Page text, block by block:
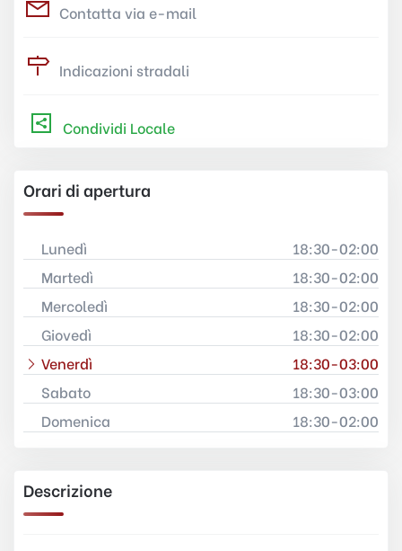
Contatta via e-mail
Indicazioni stradali
Condividi Locale
Orari di apertura
Lunedì
18:30-02:00
Martedì
18:30-02:00
Mercoledì
18:30-02:00
Giovedì
18:30-02:00
Venerdì
18:30-03:00
Sabato
18:30-03:00
Domenica
18:30-02:00
Descrizione